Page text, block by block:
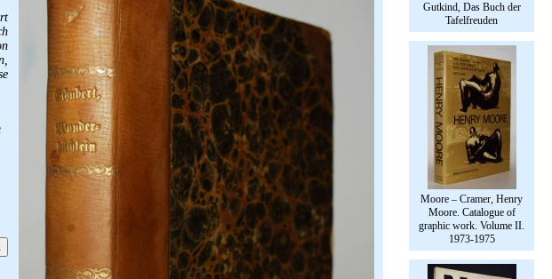
Gutkind, Das Buch der
Tafelfreuden
Moore – Cramer, Henry
Moore. Catalogue of
graphic work. Volume II.
1973-1975